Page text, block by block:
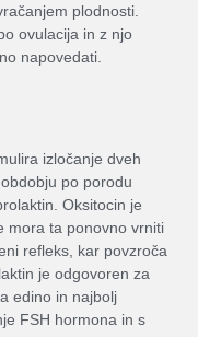
plodnosti.
ovulacija in z njo
napovedati.
izločanje dveh
po porodu
Oksitocin je
mora ta ponovno vrniti
refleks, kar povzroča
je odgovoren za
edino in najbolj
FSH hormona in s